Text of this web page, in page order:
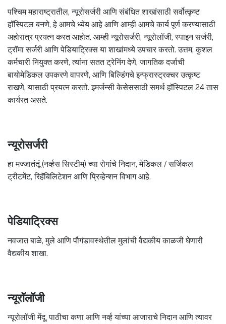
पश्चिम महाराष्ट्रातील, न्यूरोसर्जरी आणि संबंधित शाखांसाठी सर्वोत्कृष्ट
हॉस्पिटल बनणे, हे आमचे ध्येय आहे आणि आम्ही आमचे कार्य पूर्ण करण्यासाठी
अहोरात्र प्रयत्न करत आहोत. आम्ही न्यूरोसर्जरी, न्यूरोलॉजी, स्पाइन सर्जरी,
ट्रॉमा सर्जरी आणि पेडियाट्रिक्स या शाखांमध्ये उपचार करतो. उत्तम, कुशल
कर्मचारी नियुक्त करणे, त्यांना सतत ट्रेनिंग देणे, जागतिक दर्जाची
बायोमेडिकल उपकरणे वापरणे, आणि बिल्डिंगचे इन्फ्रास्ट्रक्चर उत्कृष्ट
राखणे, यासाठी प्रयत्न करतो. इमर्जन्सी केसेससाठी समर्थ हॉस्पिटल 24 तास
कार्यरत असते.
न्यूरोसर्जरी
हा मज्जातंतूं (नर्व्हस सिस्टीम) च्या रोगांचे निदान, मेडिकल / सर्जिकल
ट्रीटमेंट, रिहॅबिलिटेशन आणि प्रिव्हेन्शन विभाग आहे.
पेडियाट्रिक्स
नवजात बाळे, मुले आणि पौगंडावस्थेतील मुलांची वैद्यकीय काळजी घेणारी
वैद्यकीय शाखा.
न्यूरॉलॉजी
न्यूरोलॉजी मेंदू, पाठीचा कणा आणि नर्व्ह यांच्या आजाराचे निदान आणि त्यावर